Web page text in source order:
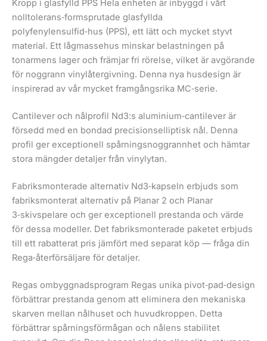
Kropp i glasfylld PPS Hela enheten är inbyggd i vårt
nolltolerans‑formsprutade glasfyllda
polyfenylensulfid‑hus (PPS), ett lätt och mycket styvt
material. Ett lågmassehus minskar belastningen på
tonarmens lager och främjar fri rörelse, vilket är avgörande
för noggrann vinylåtergivning. Denna nya husdesign är
inspirerad av vår mycket framgångsrika MC‑serie.
Cantilever och nålprofil Nd3:s aluminium‑cantilever är
försedd med en bondad precisionselliptisk nål. Denna
profil ger exceptionell spårningsnoggrannhet och hämtar
stora mängder detaljer från vinylytan.
Fabriksmonterade alternativ Nd3‑kapseln erbjuds som
fabriksmonterat alternativ på Planar 2 och Planar
3‑skivspelare och ger exceptionell prestanda och värde
för dessa modeller. Det fabriksmonterade paketet erbjuds
till ett rabatterat pris jämfört med separat köp — fråga din
Rega‑återförsäljare för detaljer.
Regas ombyggnadsprogram Regas unika pivot‑pad‑design
förbättrar prestanda genom att eliminera den mekaniska
skarven mellan nålhuset och huvudkroppen. Detta
förbättrar spårningsförmågan och nålens stabilitet